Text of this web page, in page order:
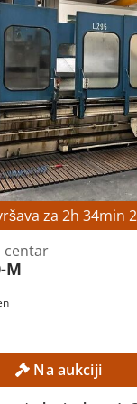
za 2h 34min
centar
M
Na aukciji